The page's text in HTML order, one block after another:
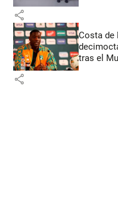
share
Costa de
tras el
share